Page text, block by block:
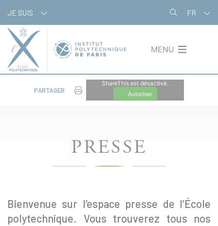
au
contenu
principal
JE SUIS FR
MENU
PARTAGER
ShareThis est désactivé.
Autoriser
PRESSE
Bienvenue sur l’espace presse de l’École
polytechnique. Vous trouverez tous nos